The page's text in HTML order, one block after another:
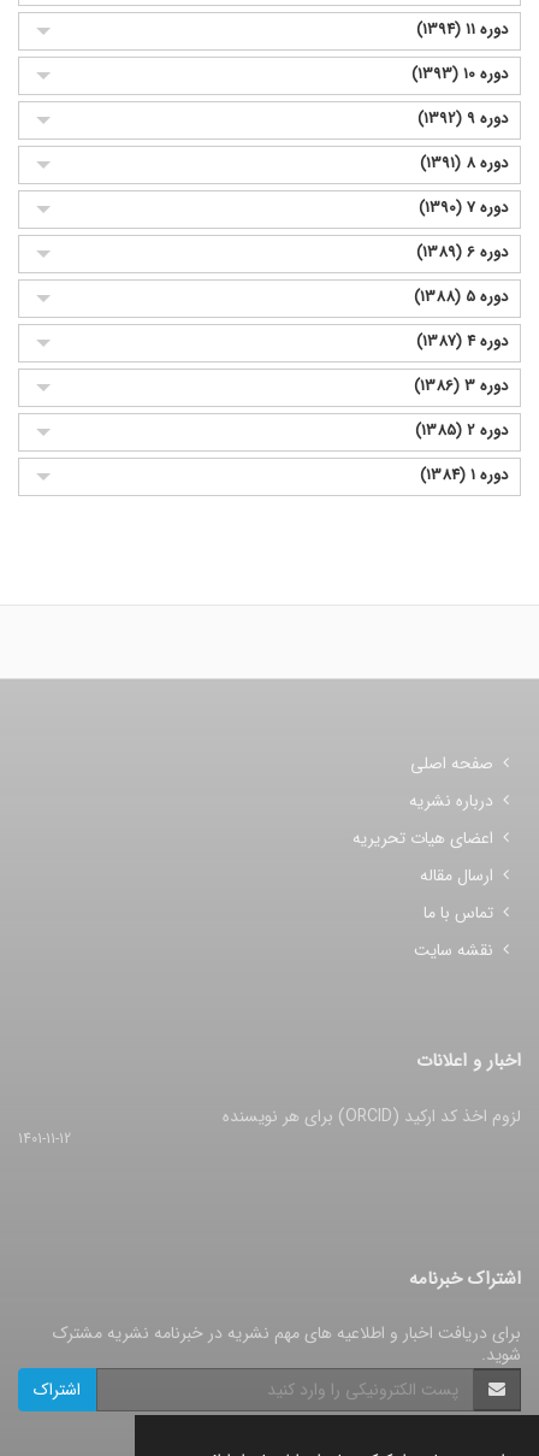
دوره 11 (1394)
دوره 10 (1393)
دوره 9 (1392)
دوره 8 (1391)
دوره 7 (1390)
دوره 6 (1389)
دوره 5 (1388)
دوره 4 (1387)
دوره 3 (1386)
دوره 2 (1385)
دوره 1 (1384)
صفحه اصلی
درباره نشریه
اعضای هیات تحریریه
ارسال مقاله
تماس با ما
نقشه سایت
اخبار و اعلانات
لزوم اخذ کد ارکید (ORCID) برای هر نویسنده
1401-11-12
اشتراک خبرنامه
برای دریافت اخبار و اطلاعیه های مهم نشریه در خبرنامه نشریه مشترک
شوید.
اشتراک